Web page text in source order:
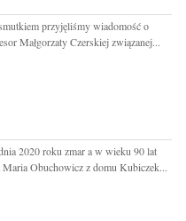
przyjęliśmy wiadomość o
Małgorzaty Czerskiej związanej...
2020 roku zmar a w wieku 90 lat
Maria Obuchowicz z domu Kubiczek...